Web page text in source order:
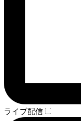
ライブ配信